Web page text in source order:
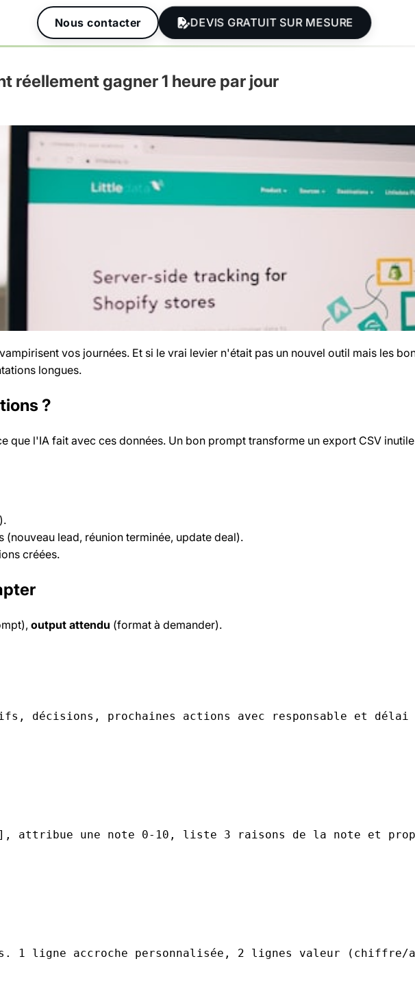
Nous contacter DEVIS GRATUIT SUR MESURE
réellement gagner 1 heure par jour
vos journées. Et si le vrai levier n'était pas un nouvel outil mais les
longues.
?
l'IA fait avec ces données. Un bon prompt transforme un export CSV
lead, réunion terminée, update deal).
créées.
output attendu (format à demander).
décisions, prochaines actions avec responsable et délai
attribue une note 0-10, liste 3 raisons de la note et
1 ligne accroche personnalisée, 2 lignes valeur (chiffre/